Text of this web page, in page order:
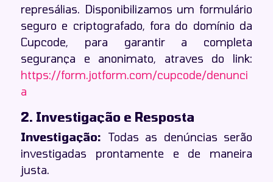
represálias. Disponibilizamos um formulário
seguro e criptografado, fora do domínio da
Cupcode, para garantir a completa
segurança e anonimato, atraves do link:
https://form.jotform.com/cupcode/denunci
a
2. Investigação e Resposta
Investigação: Todas as denúncias serão
investigadas prontamente e de maneira
justa.